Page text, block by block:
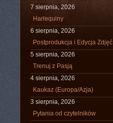
7 sierpnia, 2026
Harlequiny
6 sierpnia, 2026
Postprodukcja i Edycja Zdjęć
5 sierpnia, 2026
Trenuj z Pasją
4 sierpnia, 2026
Kaukaz (Europa/Azja)
3 sierpnia, 2026
Pytania od czytelników